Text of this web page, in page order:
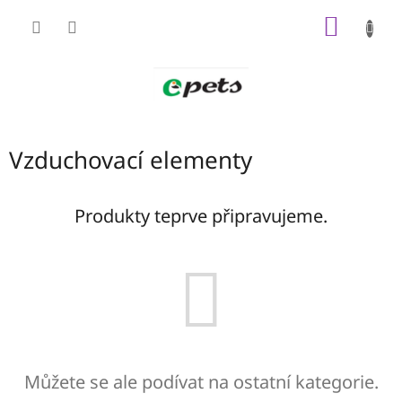
Vzduchovací elementy
Produkty teprve připravujeme.
Můžete se ale podívat na ostatní kategorie.